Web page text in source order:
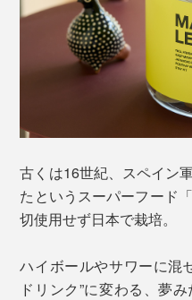
古くは16世紀、スペイン
たというスーパーフード
切使用せず日本で栽培。
ハイボールやサワーに混
ドリンク”に変わる、夢